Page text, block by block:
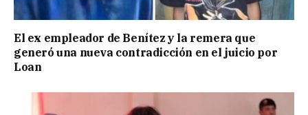
El ex empleador de Benítez y la remera que
generó una nueva contradicción en el juicio por
Loan